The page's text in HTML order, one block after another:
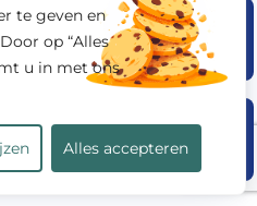
te geven en
op “Alles
u in met ons
Alles accepteren
invloed op je
in Nederland hebben